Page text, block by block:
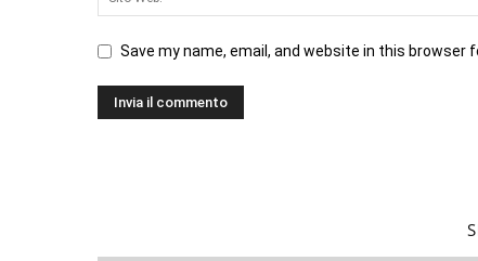
Save my name, email, and website in this browser